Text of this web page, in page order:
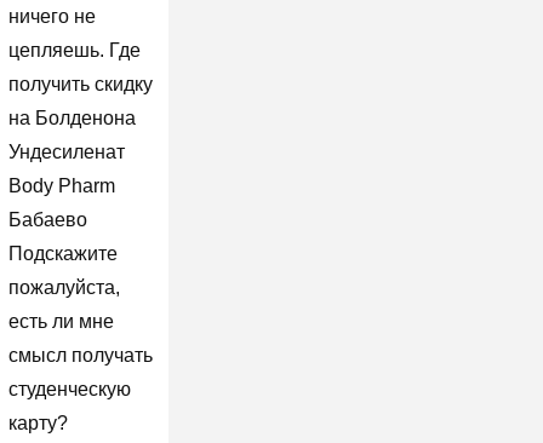
ничего не
цепляешь. Где
получить скидку
на Болденона
Ундесиленат
Body Pharm
Бабаево
Подскажите
пожалуйста,
есть ли мне
смысл получать
студенческую
карту?